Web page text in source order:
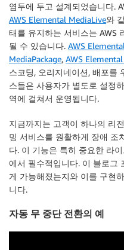
염두에 두고 설계되었습니다.
AWS Elemental MediaLive와
태를 유지하는 서비스는 AWS
될 수 있습니다. AWS
MediaPackage, AWS
스코딩, 오리지네이션, 배포를
스들은 사용자가 별도로 설정
역에 걸쳐서 운영됩니다.
지금까지는 고객이 하나의 리
밍 서비스를 원활하게 장애 조
다. 이 기능은 특히 중요한 라
에서 필수적입니다. 이 블로그
게 가능해졌는지와 이를 구현
니다.
자동 무 중단 전환의 예